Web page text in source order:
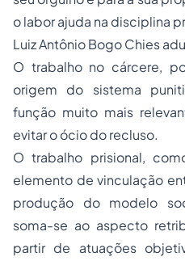
o labor ajuda na disciplina
Luiz Antônio Bogo Chies
O trabalho no cárcere,
origem do sistema
função muito mais
evitar o ócio do recluso.
O trabalho prisional,
elemento de vinculação
produção do modelo
soma-se ao aspecto
partir de atuações